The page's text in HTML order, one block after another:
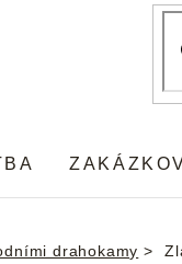
drahokamy